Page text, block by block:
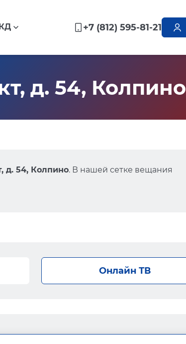
+7 (812) 595-81-21
д. 54, Колпино
д. 54, Колпино. В нашей сетке вещания
Онлайн ТВ